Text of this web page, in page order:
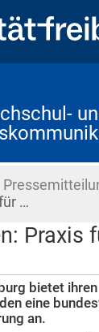
…
Praxis
bietet ihren
eine
an.